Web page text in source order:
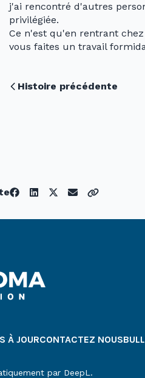
j'ai rencontré d'autres
privilégiée.
Ce n'est qu'en rentrant
vous faites un travail
Histoire précédente
À JOURCONTACTEZ NOUS
par DeepL.